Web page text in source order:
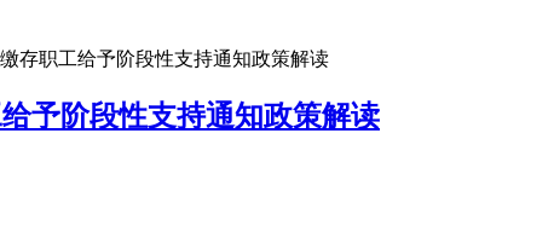
存职工给予阶段性支持通知政策解读
予阶段性支持通知政策解读